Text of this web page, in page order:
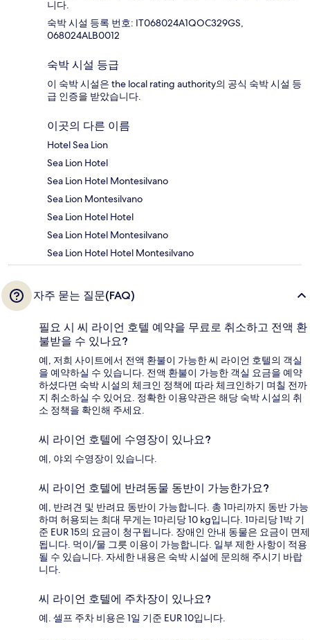
니다.
숙박 시설 등록 번호: IT068024A1QOC329GS,
068024ALB0012
숙박 시설 등급
이 숙박 시설은 the local rating authority의 공식 숙박 시설 등
급 인증을 받았습니다.
이곳의 다른 이름
Hotel Sea Lion
Sea Lion Hotel
Sea Lion Hotel Montesilvano
Sea Lion Montesilvano
Sea Lion Hotel Hotel
Sea Lion Hotel Montesilvano
Sea Lion Hotel Hotel Montesilvano
자주 묻는 질문(FAQ)
필요 시 씨 라이언 호텔 예약을 무료로 취소하고 전액 환
불받을 수 있나요?
예, 저희 사이트에서 전액 환불이 가능한 씨 라이언 호텔의 객실
을 예약하실 수 있습니다. 전액 환불이 가능한 객실 요금을 예약
하셨다면 숙박 시설의 체크인 정책에 따라 체크인하기 며칠 전까
지 취소하실 수 있어요. 정확한 이용약관은 해당 숙박 시설의 취
소 정책을 확인해 주세요.
씨 라이언 호텔에 수영장이 있나요?
예, 야외 수영장이 있습니다.
씨 라이언 호텔에 반려동물 동반이 가능한가요?
예, 반려견 및 반려묘 동반이 가능합니다. 총 1마리까지 동반 가능
하며 허용되는 최대 무게는 1마리당 10 kg입니다. 1마리당 1박 기
준 EUR 15의 요금이 청구됩니다. 장애인 안내 동물은 요금이 면제
됩니다. 먹이/물 그릇 이용이 가능합니다. 일부 제한 사항이 적용
될 수 있습니다. 자세한 내용은 숙박 시설에 문의해 주시기 바랍
니다.
씨 라이언 호텔에 주차장이 있나요?
예. 셀프 주차 비용은 1일 기준 EUR 10입니다.